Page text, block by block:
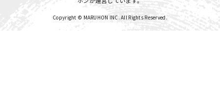
Copyright © MARUHON INC. All Rights Reserved.